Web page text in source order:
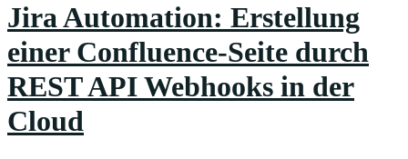
Jira Automation: Erstellung
einer Confluence-Seite durch
REST API Webhooks in der
Cloud